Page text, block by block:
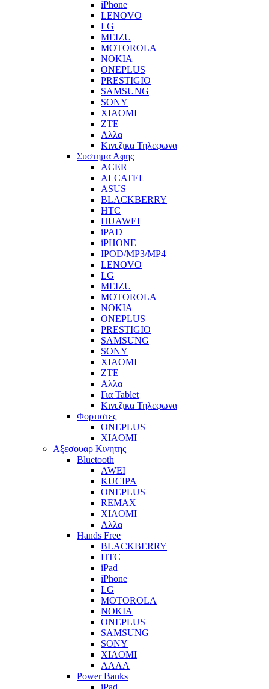
iPhone
LENOVO
LG
MEIZU
MOTOROLA
NOKIA
ONEPLUS
PRESTIGIO
SAMSUNG
SONY
XIAOMI
ZTE
Αλλα
Κινεζικα Τηλεφωνα
Συστημα Αφης
ACER
ALCATEL
ASUS
BLACKBERRY
HTC
HUAWEI
iPAD
iPHONE
IPOD/MP3/MP4
LENOVO
LG
MEIZU
MOTOROLA
NOKIA
ONEPLUS
PRESTIGIO
SAMSUNG
SONY
XIAOMI
ZTE
Αλλα
Για Tablet
Κινεζικα Τηλεφωνα
Φορτιστες
ONEPLUS
XIAOMI
Αξεσουαρ Κινητης
Bluetooth
AWEI
KUCIPA
ONEPLUS
REMAX
XIAOMI
Αλλα
Hands Free
BLACKBERRY
HTC
iPad
iPhone
LG
MOTOROLA
NOKIA
ONEPLUS
SAMSUNG
SONY
XIAOMI
ΑΛΛΑ
Power Banks
iPad